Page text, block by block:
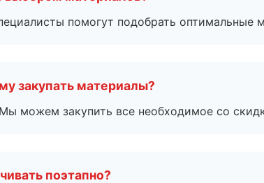
помогут подобрать оптимальные
закупать материалы?
можем закупить все необходимое со
поэтапно?